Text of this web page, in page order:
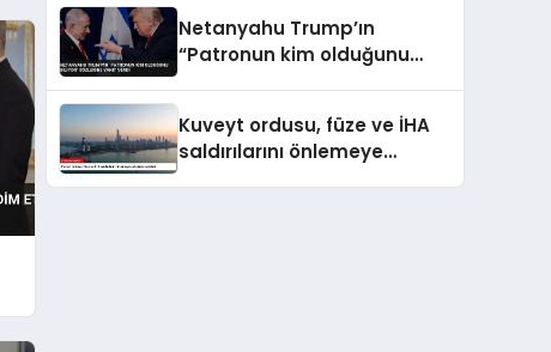
Netanyahu Trump’ın
“Patronun kim olduğunu
Kuveyt ordusu, füze ve İHA
saldırılarını önlemeye